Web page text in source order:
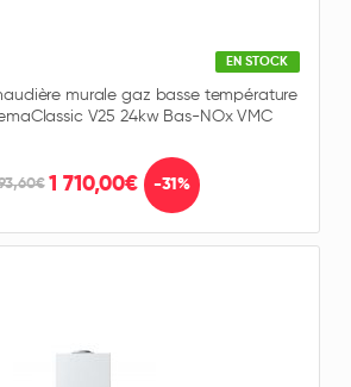
EN STOCK
murale gaz basse température
V25 24kw Bas-NOx VMC
1 710,00€ -31%